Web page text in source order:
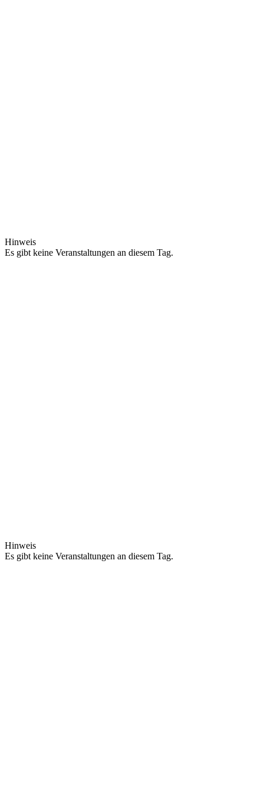
Hinweis
Es gibt keine Veranstaltungen an diesem Tag.
Hinweis
Es gibt keine Veranstaltungen an diesem Tag.